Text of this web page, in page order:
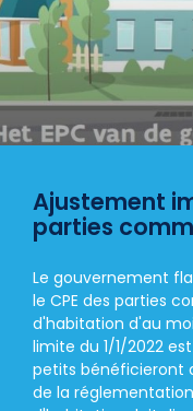
Ajustement
parties
Le gouvernement
le CPE des parties
d'habitation d'au
limite du 1/1/2022
petits bénéficieront
de la